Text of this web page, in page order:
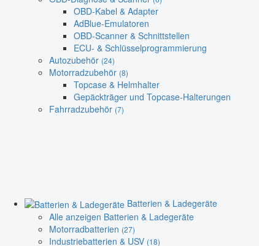
OBD-Kabel & Adapter
AdBlue-Emulatoren
OBD-Scanner & Schnittstellen
ECU- & Schlüsselprogrammierung
Autozubehör (24)
Motorradzubehör (8)
Topcase & Helmhalter
Gepäckträger und Topcase-Halterungen
Fahrradzubehör (7)
Batterien & Ladegeräte
Alle anzeigen Batterien & Ladegeräte
Motorradbatterien (27)
Industriebatterien & USV (18)